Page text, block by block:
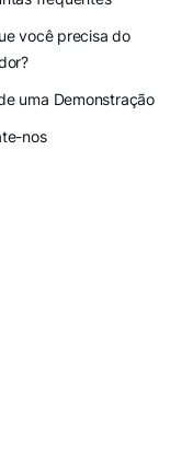
você precisa do
uma Demonstração
nos